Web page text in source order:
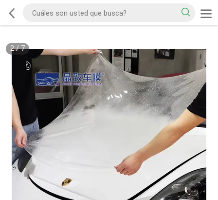
2/7